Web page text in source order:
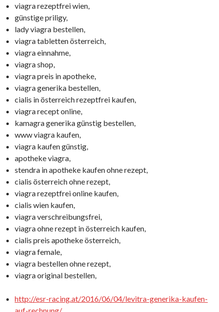
viagra rezeptfrei wien,
günstige priligy,
lady viagra bestellen,
viagra tabletten österreich,
viagra einnahme,
viagra shop,
viagra preis in apotheke,
viagra generika bestellen,
cialis in österreich rezeptfrei kaufen,
viagra recept online,
kamagra generika günstig bestellen,
www viagra kaufen,
viagra kaufen günstig,
apotheke viagra,
stendra in apotheke kaufen ohne rezept,
cialis österreich ohne rezept,
viagra rezeptfrei online kaufen,
cialis wien kaufen,
viagra verschreibungsfrei,
viagra ohne rezept in österreich kaufen,
cialis preis apotheke österreich,
viagra female,
viagra bestellen ohne rezept,
viagra original bestellen,
http://esr-racing.at/2016/06/04/levitra-generika-kaufen-